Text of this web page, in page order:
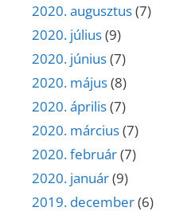
2020. augusztus(7)
2020. július(9)
2020. június(7)
2020. május(8)
2020. április(7)
2020. március(7)
2020. február(7)
2020. január(9)
2019. december(6)